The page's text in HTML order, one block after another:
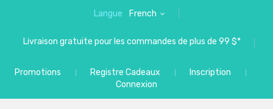
Langue French
Livraison gratuite pour les commandes de plus de 99 $*
Promotions Registre Cadeaux
Inscription
Connexion